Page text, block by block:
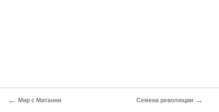
← Мир с Митанни Семена революции →